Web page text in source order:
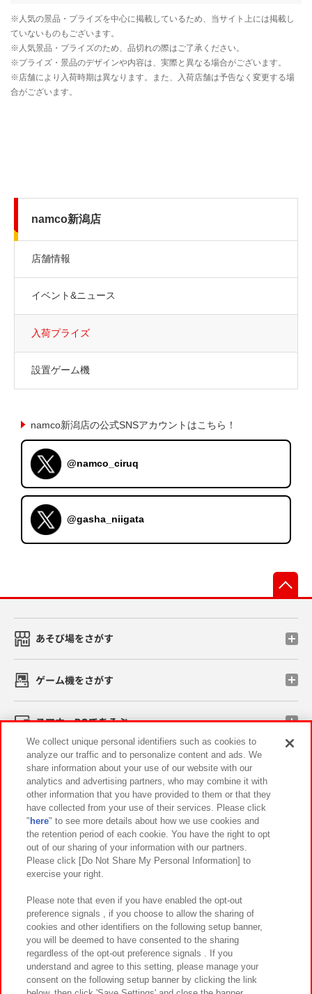
namco新潟店
店舗情報
イベント&ニュース
入荷プライズ
設置ゲーム機
namco新潟店の公式SNSアカウントはこちら！
@namco_ciruq
@gasha_niigata
あそび場をさがす
ゲーム機をさがす
スマホ・PCであそぶ
イベント・キャンペーン
関連会社 サステナビリティ サイトポリシー
プライバシーポリシー ウェブアクセシビリティ方針と検証結果
お取引先さまとともに
カスタマーハラスメント対応方針 よくあるご質問・お問い合わせ
We collect unique personal identifiers such as cookies to
analyze our traffic and to personalize content and ads. We
share information about your use of our website with our
analytics and advertising partners, who may combine it with
other information that you have provided to them or that they
have collected from your use of their services. Please click
" here" to see more details about how we use cookies and
the retention period of each cookie. You have the right to opt
out of our sharing of your information with our partners.
Please click [Do Not Share My Personal Information] to
exercise your right.
Please note that even if you have enabled the opt-out
preference signals , if you choose to allow the sharing of
cookies and other identifiers on the following setup banner,
you will be deemed to have consented to the sharing
regardless of the opt-out preference signals . If you
understand and agree to this setting, please manage your
consent on the following setup banner by clicking the link